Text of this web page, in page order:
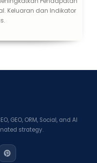
Keluaran dan Indikator
GEO, ORM, Social, and AI
strategy.